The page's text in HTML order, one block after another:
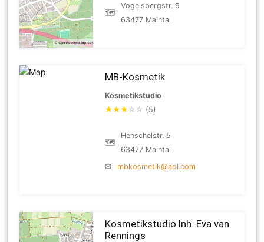
🗺
Vogelsbergstr. 9
63477 Maintal
MB-Kosmetik
Kosmetikstudio
★★★ ☆ ☆ (5)
🗺
Henschelstr. 5
63477 Maintal
✉
mbkosmetik@aol.com
Kosmetikstudio Inh. Eva van
Rennings